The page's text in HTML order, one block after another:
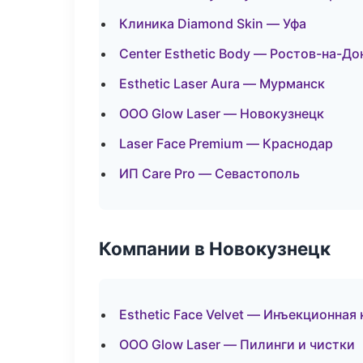
Клиника Diamond Skin — Уфа
Center Esthetic Body — Ростов-на-
Esthetic Laser Aura — Мурманск
ООО Glow Laser — Новокузнецк
Laser Face Premium — Краснодар
ИП Care Pro — Севастополь
Компании в Новокузнецк
Esthetic Face Velvet — Инъекционная
ООО Glow Laser — Пилинги и чистки